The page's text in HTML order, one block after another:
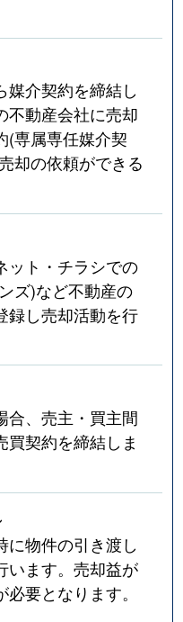
媒介契約を締結し
不動産会社に売却
(専属専任媒介契
却の依頼ができる
ット・チラシでの
ズ)など不動産の
録し売却活動を行
合、売主・買主間
買契約を締結しま
に物件の引き渡し
います。売却益が
要となります。